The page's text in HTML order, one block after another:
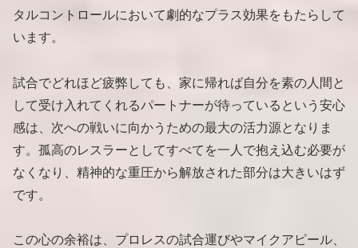
タルコントロールにおいて劇的なプラス効果をもたらして
います。
試合でどれほど疲弊しても、家に帰れば自分を素の人間と
して受け入れてくれるパートナーが待っているという安心
感は、次への戦いに向かうための最大の活力源となりま
す。孤高のレスラーとしてすべてを一人で抱え込む必要が
なくなり、精神的な重圧から解放された部分は大きいはず
です。
この心の余裕は、プロレスの試合運びやマイクアピール、